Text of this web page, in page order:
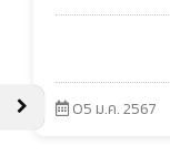
05 ม.ค. 2567